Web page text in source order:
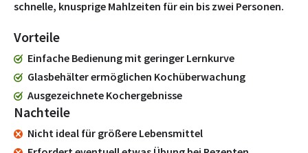
schnelle, knusprige Mahlzeiten für ein bis zwei Personen.
Vorteile
Einfache Bedienung mit geringer Lernkurve
Glasbehälter ermöglichen Kochüberwachung
Ausgezeichnete Kochergebnisse
Nachteile
Nicht ideal für größere Lebensmittel